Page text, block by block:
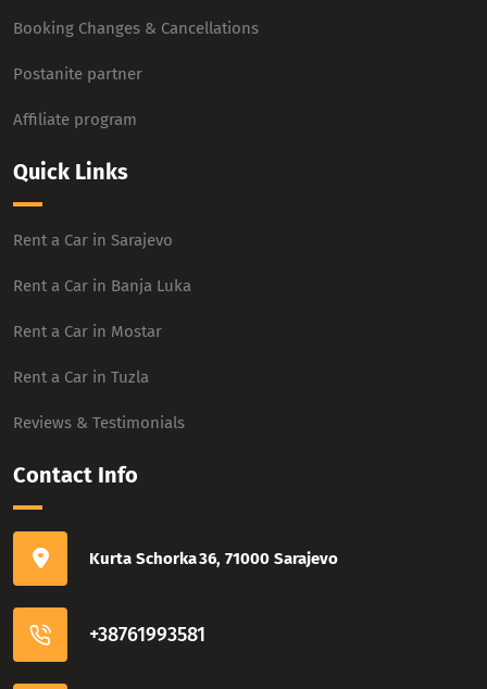
Booking Changes & Cancellations
Postanite partner
Affiliate program
Quick Links
Rent a Car in Sarajevo
Rent a Car in Banja Luka
Rent a Car in Mostar
Rent a Car in Tuzla
Reviews & Testimonials
Contact Info
Kurta Schorka 36, 71000 Sarajevo
+38761993581